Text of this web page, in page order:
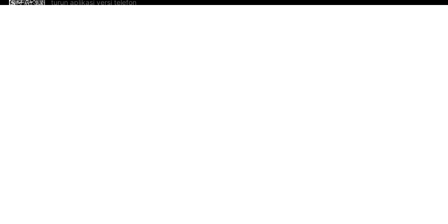
turun aplikasi versi telefon